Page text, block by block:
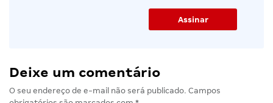
Deixe um comentário
O seu endereço de e-mail não será publicado. Campos